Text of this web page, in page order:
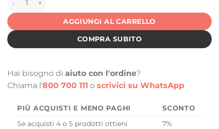
AGGIUNGI AL CARRELLO
COMPRA SUBITO
Hai bisogno di aiuto con l'ordine?
Chiama l'800 700 111 o scrivici su WhatsApp
PIÙ ACQUISTI E MENO PAGHI
SCONTO
Se acquisti 4 o 5 prodotti ottieni
7%